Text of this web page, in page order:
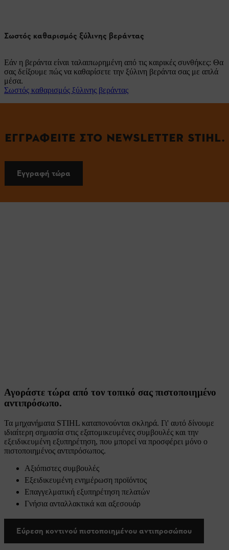
Σωστός καθαρισμός ξύλινης βεράντας
Εάν η βεράντα είναι ταλαιπωρημένη από τις καιρικές συνθήκες: Θα
σας δείξουμε πώς να καθαρίσετε την ξύλινη βεράντα σας με απλά
μέσα.
Σωστός καθαρισμός ξύλινης βεράντας
ΕΓΓΡΑΦΕΊΤΕ ΣΤΟ NEWSLETTER STIHL.
Εγγραφή τώρα
Αγοράστε τώρα από τον τοπικό σας πιστοποιημένο
αντιπρόσωπο.
Τα μηχανήματα STIHL καταπονούνται σκληρά. Γι' αυτό δίνουμε
ιδιαίτερη σημασία στις εξατομικευμένες συμβουλές και την
εξειδικευμένη εξυπηρέτηση, που μπορεί να προσφέρει μόνο ο
πιστοποιημένος αντιπρόσωπος.
Αξιόπιστες συμβουλές
Εξειδικευμένη ενημέρωση προϊόντος
Επαγγελματική εξυπηρέτηση πελατών
Γνήσια ανταλλακτικά και αξεσουάρ
Εύρεση κοντινού πιστοποιημένου αντιπροσώπου